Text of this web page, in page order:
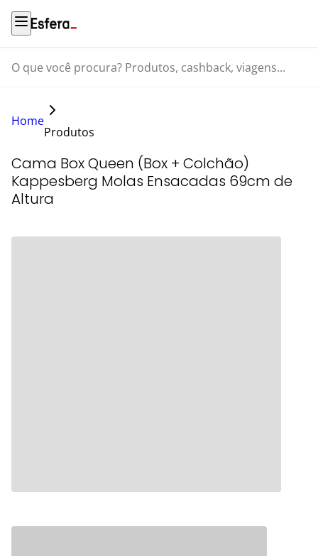
O que você procura? Produtos, cashback, viagens...
Home
Produtos
Cama Box Queen (Box + Colchão)
Kappesberg Molas Ensacadas 69cm de
Altura